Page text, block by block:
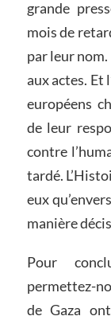
grande
mois de
par leur
aux actes. Et
européens
de leur
contre
tardé.
eux
manière
Pour
permettez-
de Gaza